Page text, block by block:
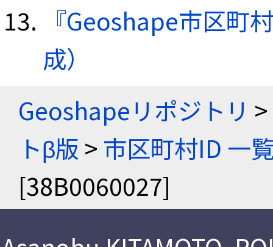
『Geoshape市区町
成）
Geoshapeリポジトリ >
トβ版 > 市区町村ID 一
[38B0060027]